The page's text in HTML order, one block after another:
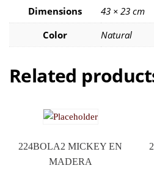
Dimensions
43 × 23 cm
Color
Natural
Related
224BOLA2 MICKEY EN
MADERA